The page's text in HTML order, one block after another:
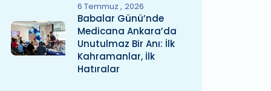
6 Temmuz 2026
Babalar Günü’nde
Medicana Ankara’da
Unutulmaz Bir Anı: İlk
Kahramanlar, İlk
Hatıralar